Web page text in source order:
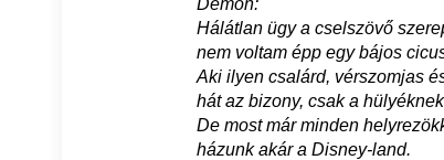
Démon:
Hálátlan ügy a cselszövő
nem voltam épp egy bájos
Aki ilyen csalárd, vérszomjas
hát az bizony, csak a
De most már minden
házunk akár a Disney-land.